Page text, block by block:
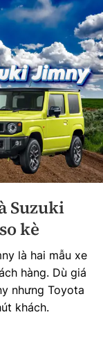
Suzuki
kè
là hai mẫu xe
hàng. Dù giá
nhưng Toyota
khách.